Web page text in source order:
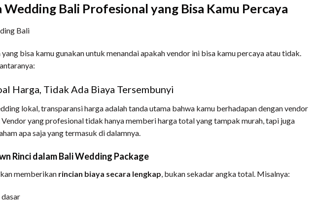
Wedding Bali Profesional yang Bisa Kamu Percaya
bisa kamu gunakan untuk menandai apakah vendor ini bisa kamu percaya atau tidak.
Harga, Tidak Ada Biaya Tersembunyi
lokal, transparansi harga adalah tanda utama bahwa kamu berhadapan dengan vendor
yang profesional tidak hanya memberi harga total yang tampak murah, tapi juga
apa saja yang termasuk di dalamnya.
Rinci dalam Bali Wedding Package
memberikan rincian biaya secara lengkap, bukan sekadar angka total. Misalnya: